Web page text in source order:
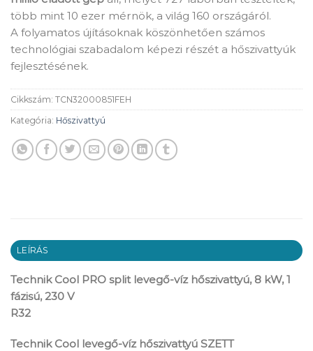
több mint 10 ezer mérnök, a világ 160 országáról.
A folyamatos újításoknak köszönhetően számos
technológiai szabadalom képezi részét a hőszivattyúk
fejlesztésének.
Cikkszám: TCN32000851FEH
Kategória: Hőszivattyú
LEÍRÁS
Technik Cool PRO split levegő-víz hőszivattyú, 8 kW, 1
fázisú, 230 V
R32
Technik Cool levegő-víz hőszivattyú SZETT